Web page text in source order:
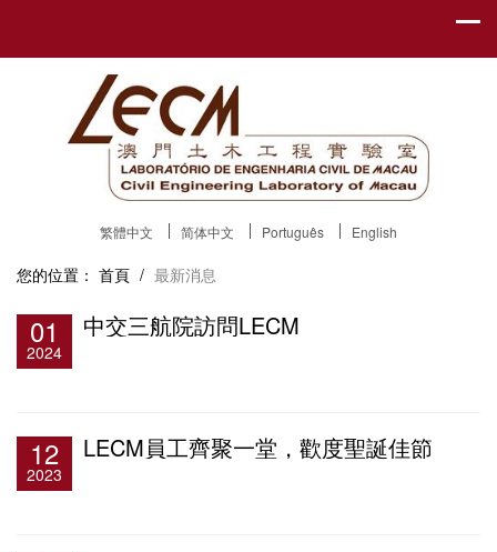
繁體中文 简体中文 Português English
您的位置： 首頁 / 最新消息
01
2024
中交三航院訪問LECM
12
2023
LECM員工齊聚一堂，歡度聖誕佳節